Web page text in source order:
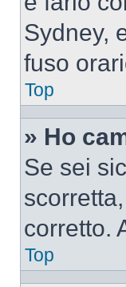
Sydney,
fuso
Top
» Ho
Se sei
corretto.
Top